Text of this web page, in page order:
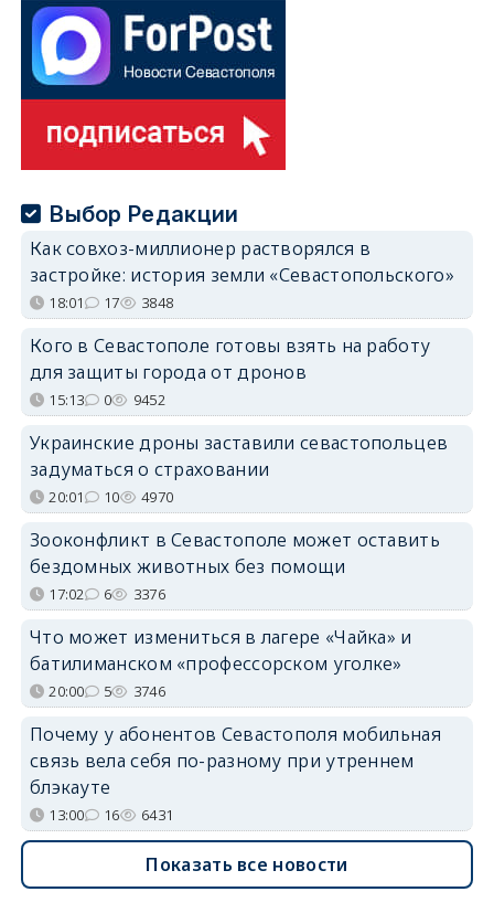
Выбор Редакции
Как совхоз-миллионер растворялся в
застройке: история земли «Севастопольского»
18:01 17 3848
Кого в Севастополе готовы взять на работу
для защиты города от дронов
15:13 0 9452
Украинские дроны заставили севастопольцев
задуматься о страховании
20:01 10 4970
Зооконфликт в Севастополе может оставить
бездомных животных без помощи
17:02 6 3376
Что может измениться в лагере «Чайка» и
батилиманском «профессорском уголке»
20:00 5 3746
Почему у абонентов Севастополя мобильная
связь вела себя по-разному при утреннем
блэкауте
13:00 16 6431
Показать все новости